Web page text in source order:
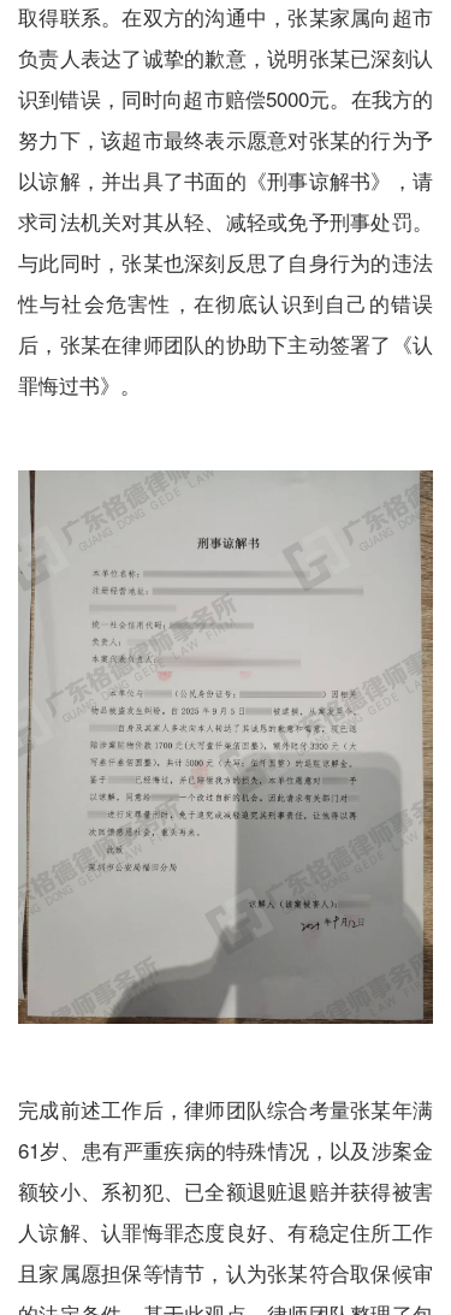
取得联系。在双方的沟通中，张某家属向超市
负责人表达了诚挚的歉意，说明张某已深刻认
识到错误，同时向超市赔偿5000元。在我方的
努力下，该超市最终表示愿意对张某的行为予
以谅解，并出具了书面的《刑事谅解书》，请
求司法机关对其从轻、减轻或免予刑事处罚。
与此同时，张某也深刻反思了自身行为的违法
性与社会危害性，在彻底认识到自己的错误
后，张某在律师团队的协助下主动签署了《认
罪悔过书》。
完成前述工作后，律师团队综合考量张某年满
61岁、患有严重疾病的特殊情况，以及涉案金
额较小、系初犯、已全额退赃退赔并获得被害
人谅解、认罪悔罪态度良好、有稳定住所工作
且家属愿担保等情节，认为张某符合取保候审